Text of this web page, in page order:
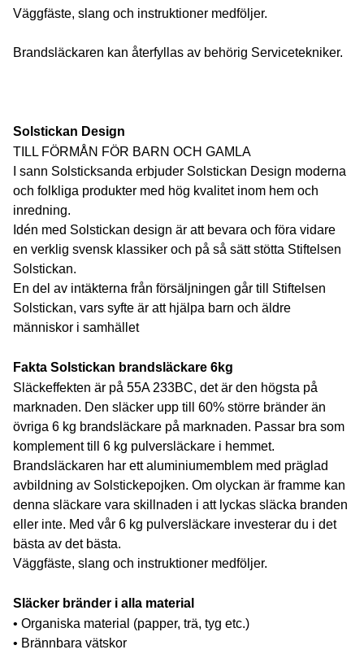
Väggfäste, slang och instruktioner medföljer.
Brandsläckaren kan återfyllas av behörig Servicetekniker.
Solstickan Design
TILL FÖRMÅN FÖR BARN OCH GAMLA
I sann Solsticksanda erbjuder Solstickan Design moderna
och folkliga produkter med hög kvalitet inom hem och
inredning.
Idén med Solstickan design är att bevara och föra vidare
en verklig svensk klassiker och på så sätt stötta Stiftelsen
Solstickan.
En del av intäkterna från försäljningen går till Stiftelsen
Solstickan, vars syfte är att hjälpa barn och äldre
människor i samhället
Fakta Solstickan brandsläckare 6kg
Släckeffekten är på 55A 233BC, det är den högsta på
marknaden. Den släcker upp till 60% större bränder än
övriga 6 kg brandsläckare på marknaden. Passar bra som
komplement till 6 kg pulversläckare i hemmet.
Brandsläckaren har ett aluminiumemblem med präglad
avbildning av Solstickepojken. Om olyckan är framme kan
denna släckare vara skillnaden i att lyckas släcka branden
eller inte. Med vår 6 kg pulversläckare investerar du i det
bästa av det bästa.
Väggfäste, slang och instruktioner medföljer.
Släcker bränder i alla material
• Organiska material (papper, trä, tyg etc.)
• Brännbara vätskor